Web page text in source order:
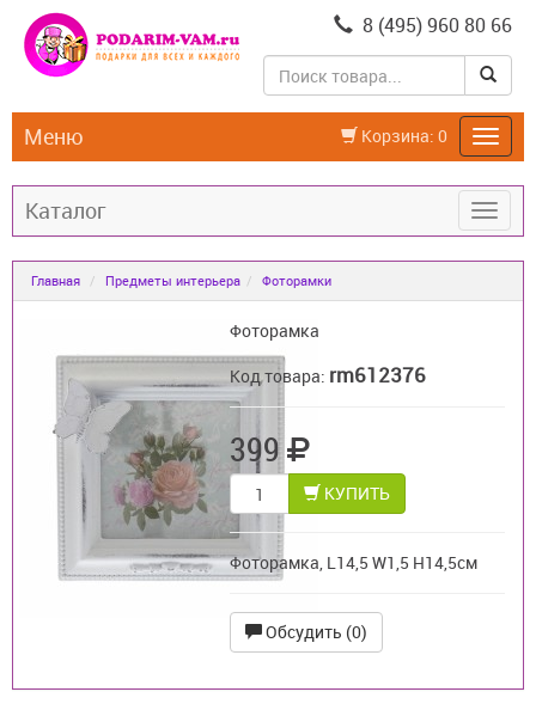
8 (495) 960 80 66
Корзина: 0
Меню
Каталог
Главная Предметы интерьера Фоторамки
Фоторамка
Код товара: rm612376
399
КУПИТЬ
Фоторамка, L14,5 W1,5 H14,5см
Обсудить (0)